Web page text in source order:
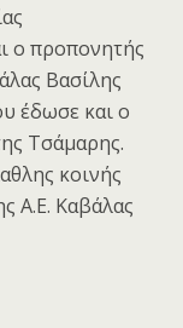
ο προπονητής
Βασίλης
έδωσε και ο
Τσάμαρης.
κοινής
Α.Ε. Καβάλας